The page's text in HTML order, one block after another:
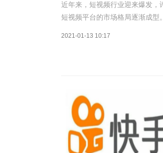
近年来，短视频行业迎来爆发，
短视频平台的市场格局逐渐成
巨头如何制衡对方，终将要分
2021-01-13 10:17